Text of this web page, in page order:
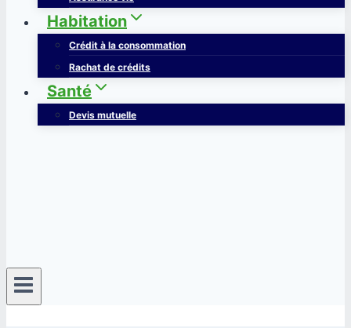
Habitation
Crédit à la consommation
Rachat de crédits
Santé
Devis mutuelle